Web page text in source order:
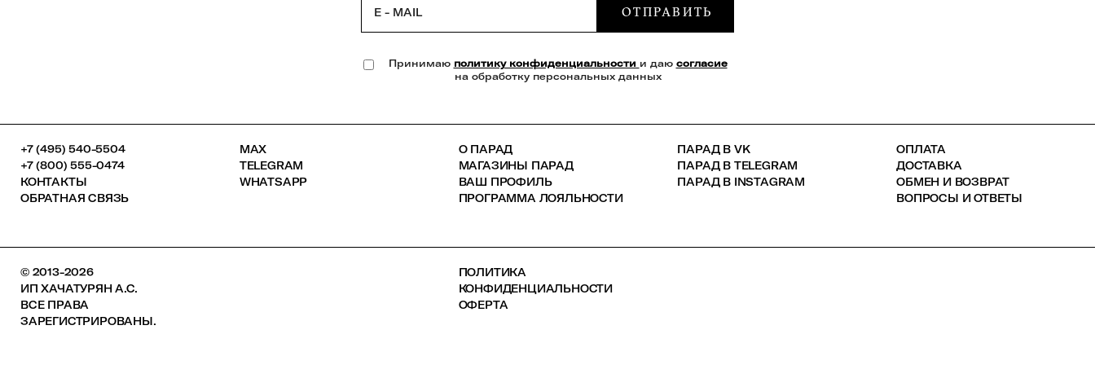
E - MAIL ОТПРАВИТЬ
Принимаю политику конфиденциальности и даю согласие
на обработку персональных данных
+7 (495) 540-5504
+7 (800) 555-0474
КОНТАКТЫ
ОБРАТНАЯ СВЯЗЬ
MAX
TELEGRAM
WHATSAPP
О ПАРАД
МАГАЗИНЫ ПАРАД
ВАШ ПРОФИЛЬ
ПРОГРАММА ЛОЯЛЬНОСТИ
ПАРАД В VK
ПАРАД В TELEGRAM
ПАРАД В INSTAGRAM
ОПЛАТА
ДОСТАВКА
ОБМЕН И ВОЗВРАТ
ВОПРОСЫ И ОТВЕТЫ
© 2013-2026
ИП ХАЧАТУРЯН А.С.
ВСЕ ПРАВА
ЗАРЕГИСТРИРОВАНЫ.
ПОЛИТИКА
КОНФИДЕНЦИАЛЬНОСТИ
ОФЕРТА